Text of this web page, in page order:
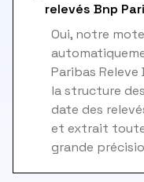
relevés Bnp
Oui, notre
Paribas
la structure
date des
et extrait
grande